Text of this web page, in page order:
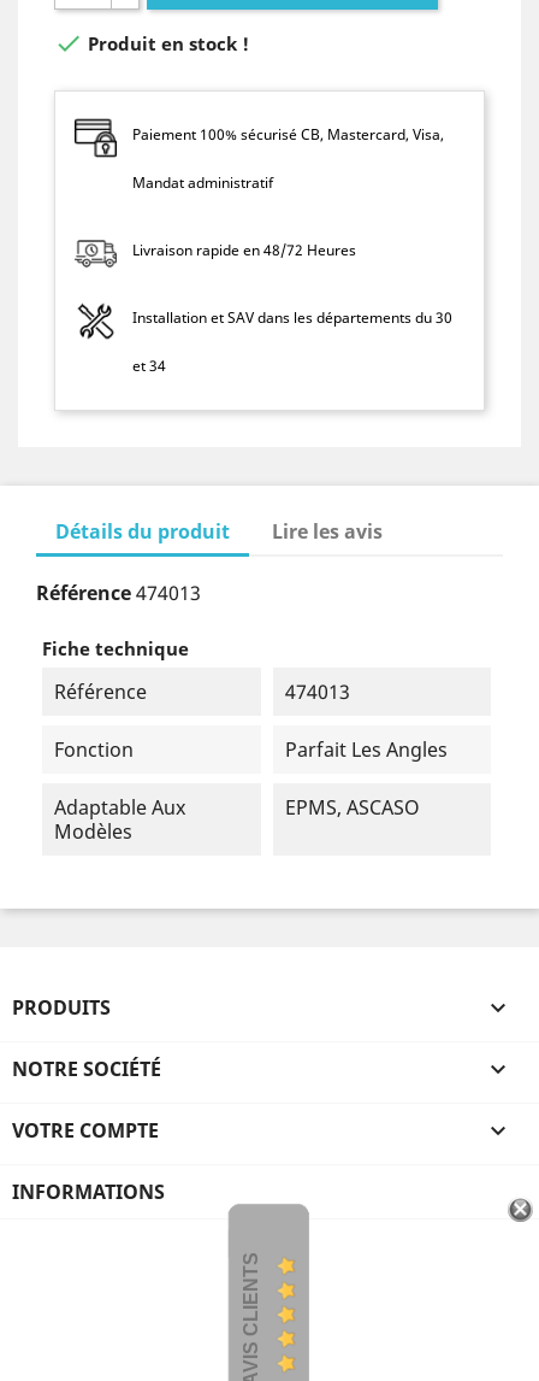
 Produit en stock !
Paiement 100% sécurisé CB, Mastercard, Visa,
Mandat administratif
Livraison rapide en 48/72 Heures
Installation et SAV dans les départements du 30
et 34
Détails du produit Lire les avis
Référence474013
Fiche technique
Référence 474013
Fonction Parfait Les Angles
Adaptable Aux
Modèles
EPMS, ASCASO
PRODUITS 
NOTRE SOCIÉTÉ 
VOTRE COMPTE 
INFORMATIONS
AVIS CLIENTS